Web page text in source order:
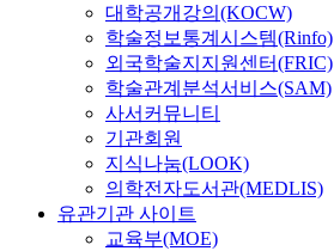
대학공개강의(KOCW)
학술정보통계시스템(Rinfo)
외국학술지지원센터(FRIC)
학술관계분석서비스(SAM)
사서커뮤니티
기관회원
지식나눔(LOOK)
의학전자도서관(MEDLIS)
유관기관 사이트
교육부(MOE)